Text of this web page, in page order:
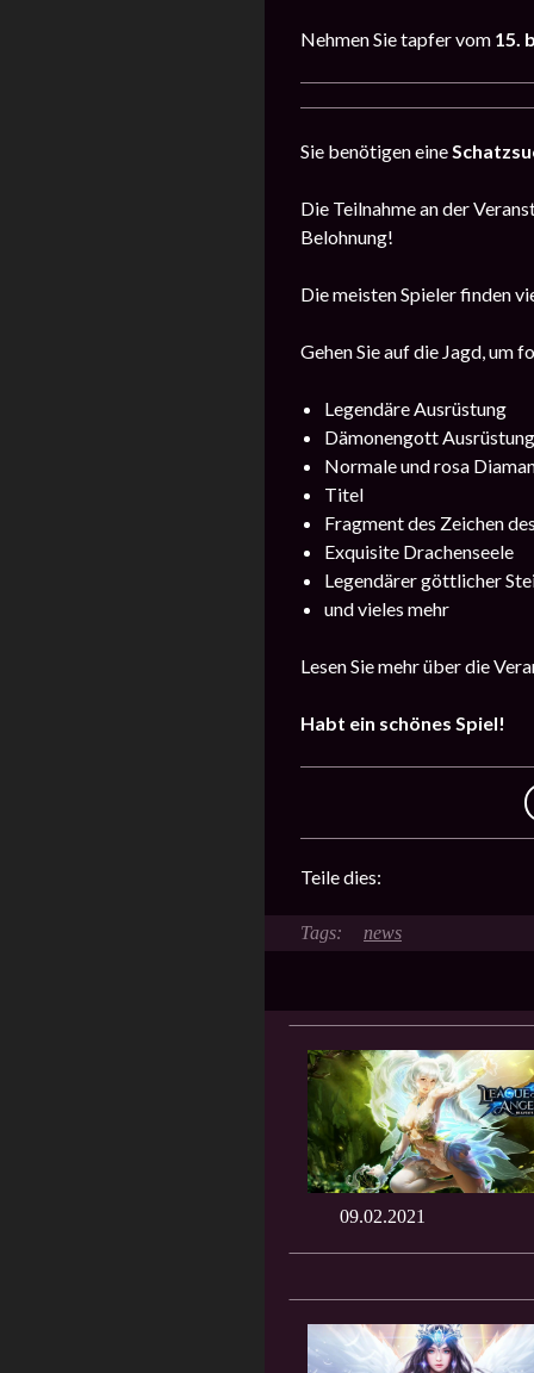
Nehmen Sie tapfer vom 15.
Sie benötigen eine
Die Teilnahme an der
Belohnung!
Die meisten Spieler finden
Gehen Sie auf die Jagd, um
Legendäre Ausrüstung
Dämonengott Ausrüstung
Normale und rosa
Titel
Fragment des Zeichen
Exquisite Drachenseele
Legendärer göttlicher
und vieles mehr
Lesen Sie mehr über die
Habt ein schönes Spiel!
Teile dies:
news
09.02.2021